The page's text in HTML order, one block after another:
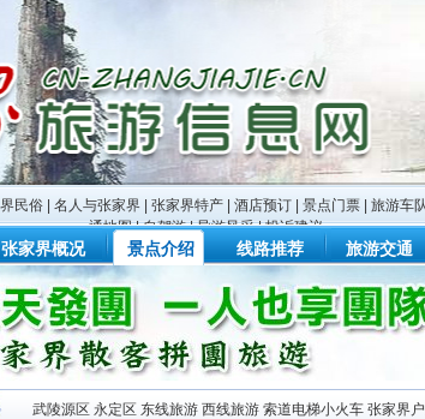
民俗 名人与张家界 张家界特产 酒店预订 景点门票 旅游车
通地图|自驾游|导游风采|投诉建议
张家界概况 景点介绍 线路推荐 旅游交通
武陵源区 永定区 东线旅游 西线旅游 索道电梯小火车 张家界